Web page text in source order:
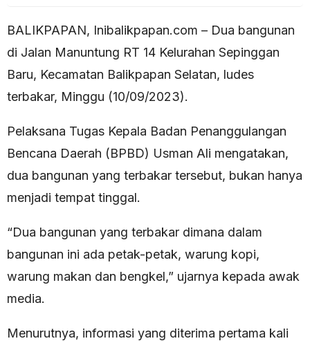
BALIKPAPAN, Inibalikpapan.com – Dua bangunan
di Jalan Manuntung RT 14 Kelurahan Sepinggan
Baru, Kecamatan Balikpapan Selatan, ludes
terbakar, Minggu (10/09/2023).
Pelaksana Tugas Kepala Badan Penanggulangan
Bencana Daerah (BPBD) Usman Ali mengatakan,
dua bangunan yang terbakar tersebut, bukan hanya
menjadi tempat tinggal.
“Dua bangunan yang terbakar dimana dalam
bangunan ini ada petak-petak, warung kopi,
warung makan dan bengkel,” ujarnya kepada awak
media.
Menurutnya, informasi yang diterima pertama kali